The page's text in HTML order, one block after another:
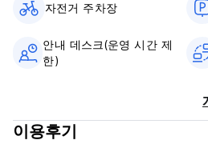
취소 정책
도착일로부터 최대 7일 전까지는 모
수 있습니다. 이 시점 이후에는 예약
체크아웃:오전 11시 (Auto-
자전거 주차장
안내 데스크(운영 시간 제
한)
이용후기